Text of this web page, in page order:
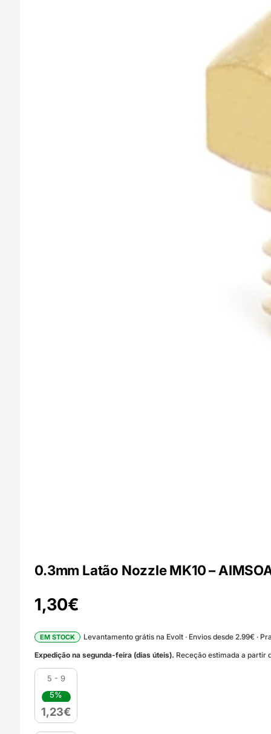
0.3mm Latão Nozzle MK10 –
1,30€
EM STOCK
Levantamento grátis na Evolt · Envios desde 2.99€ ·
Expedição na segunda-feira (dias úteis). Receção estimada a partir
5 - 9
5%
1,23€